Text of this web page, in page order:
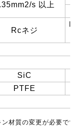
s 以上
Rcネジ
SiC
PTFE
材質の変更が必要で